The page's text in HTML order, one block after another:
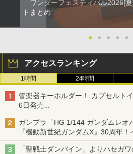
「ワンダーフェスティバル2026[
トまとめ
● ● ● ● ●
アクセスランキング
1時間 24時間
管楽器キーホルダー！ カプセルト
6日発売
チューバ、テナサクなど5種各3色
ガンプラ「HG 1/144 ガンダムレオ
『機動新世紀ガンダムX』30周年！
変形機構まで再現し最新フォーマ
「聖戦士ダンバイン」よりハセガ